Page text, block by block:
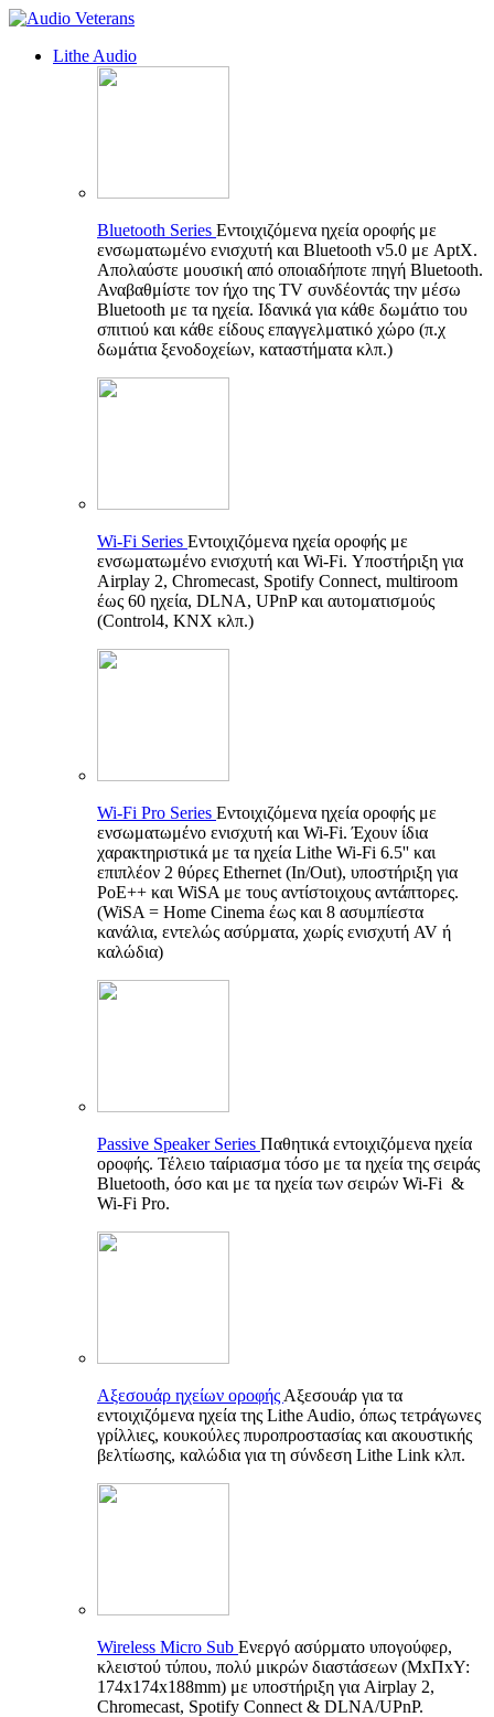
Lithe Audio
Bluetooth Series Εντοιχιζόμενα ηχεία οροφής με
ενσωματωμένο ενισχυτή και Bluetooth v5.0 με AptX.
Απολαύστε μουσική από οποιαδήποτε πηγή Bluetooth.
Αναβαθμίστε τον ήχο της TV συνδέοντάς την μέσω
Bluetooth με τα ηχεία. Ιδανικά για κάθε δωμάτιο του
σπιτιού και κάθε είδους επαγγελματικό χώρο (π.χ
δωμάτια ξενοδοχείων, καταστήματα κλπ.)
Wi-Fi Series Εντοιχιζόμενα ηχεία οροφής με
ενσωματωμένο ενισχυτή και Wi-Fi. Υποστήριξη για
Airplay 2, Chromecast, Spotify Connect, multiroom
έως 60 ηχεία, DLNA, UPnP και αυτοματισμούς
(Control4, KNX κλπ.)
Wi-Fi Pro Series Εντοιχιζόμενα ηχεία οροφής με
ενσωματωμένο ενισχυτή και Wi-Fi. Έχουν ίδια
χαρακτηριστικά με τα ηχεία Lithe Wi-Fi 6.5'' και
επιπλέον 2 θύρες Ethernet (In/Out), υποστήριξη για
PoE++ και WiSA με τους αντίστοιχους αντάπτορες.
(WiSA = Home Cinema έως και 8 ασυμπίεστα
κανάλια, εντελώς ασύρματα, χωρίς ενισχυτή AV ή
καλώδια)
Passive Speaker Series Παθητικά εντοιχιζόμενα ηχεία
οροφής. Τέλειο ταίριασμα τόσο με τα ηχεία της σειράς
Bluetooth, όσο και με τα ηχεία των σειρών Wi-Fi &
Wi-Fi Pro.
Αξεσουάρ ηχείων οροφής Αξεσουάρ για τα
εντοιχιζόμενα ηχεία της Lithe Audio, όπως τετράγωνες
γρίλλιες, κουκούλες πυροπροστασίας και ακουστικής
βελτίωσης, καλώδια για τη σύνδεση Lithe Link κλπ.
Wireless Micro Sub Ενεργό ασύρματο υπογούφερ,
κλειστού τύπου, πολύ μικρών διαστάσεων (ΜxΠxΥ:
174x174x188mm) με υποστήριξη για Airplay 2,
Chromecast, Spotify Connect & DLNA/UPnP.